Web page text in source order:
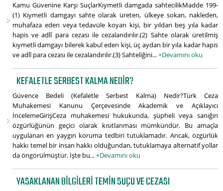
Kamu Güvenine Karşı SuçlarKıymetli damgada sahtecilikMadde 199-
(1) Kıymetli damgayı sahte olarak üreten, ülkeye sokan, nakleden,
muhafaza eden veya tedavüle koyan kişi, bir yıldan beş yıla kadar
hapis ve adlî para cezası ile cezalandırılır.(2) Sahte olarak üretilmiş
kıymetli damgayı bilerek kabul eden kişi, üç aydan bir yıla kadar hapis
ve adlî para cezası ile cezalandırılır.(3) Sahteliğini...+Devamını oku
KEFALETLE SERBEST KALMA NEDIR?
Güvence Bedeli (Kefaletle Serbest Kalma) Nedir?Türk Ceza
Muhakemesi Kanunu Çerçevesinde Akademik ve Açıklayıcı
İncelemeGirişCeza muhakemesi hukukunda, şüpheli veya sanığın
özgürlüğünün geçici olarak kısıtlanması mümkündür. Bu amaçla
uygulanan en yaygın koruma tedbiri tutuklamadır. Ancak, özgürlük
hakkı temel bir insan hakkı olduğundan, tutuklamaya alternatif yollar
da öngörülmüştür. İşte bu...+Devamını oku
YASAKLANAN BILGILERI TEMIN SUÇU VE CEZASI